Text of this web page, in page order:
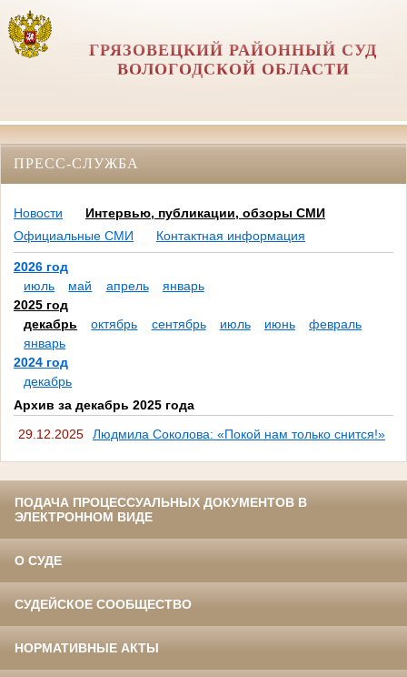
ГРЯЗОВЕЦКИЙ РАЙОННЫЙ СУД
ВОЛОГОДСКОЙ ОБЛАСТИ
ПРЕСС-СЛУЖБА
Новости
Интервью, публикации, обзоры СМИ
Официальные СМИ
Контактная информация
2026 год
июль
май апрель
январь
2025 год
декабрь
октябрь сентябрь июль июнь
февраль
январь
2024 год
декабрь
Архив за декабрь 2025 года
29.12.2025
Людмила Соколова: «Покой нам только снится!»
ПОДАЧА ПРОЦЕССУАЛЬНЫХ ДОКУМЕНТОВ В
ЭЛЕКТРОННОМ ВИДЕ
О СУДЕ
СУДЕЙСКОЕ СООБЩЕСТВО
НОРМАТИВНЫЕ АКТЫ